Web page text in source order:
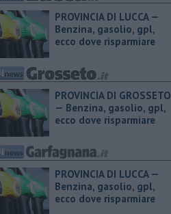
PROVINCIA DI LUCCA — ​
Benzina, gasolio, gpl,
ecco dove risparmiare
PROVINCIA DI GROSSETO
— ​Benzina, gasolio, gpl,
ecco dove risparmiare
PROVINCIA DI LUCCA — ​
Benzina, gasolio, gpl,
ecco dove risparmiare